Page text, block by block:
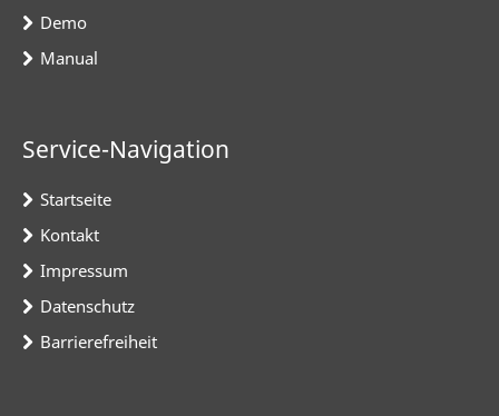
Demo
Manual
Service-Navigation
Startseite
Kontakt
Impressum
Datenschutz
Barrierefreiheit